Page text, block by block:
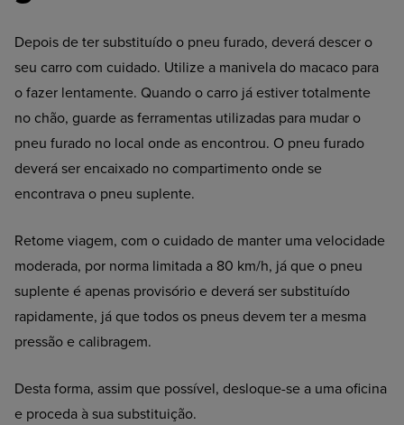
Depois de ter substituído o pneu furado, deverá descer o
seu carro com cuidado. Utilize a manivela do macaco para
o fazer lentamente. Quando o carro já estiver totalmente
no chão, guarde as ferramentas utilizadas para mudar o
pneu furado no local onde as encontrou. O pneu furado
deverá ser encaixado no compartimento onde se
encontrava o pneu suplente.
Retome viagem, com o cuidado de manter uma velocidade
moderada, por norma limitada a 80 km/h, já que o pneu
suplente é apenas provisório e deverá ser substituído
rapidamente, já que todos os pneus devem ter a mesma
pressão e calibragem.
Desta forma, assim que possível, desloque-se a uma oficina
e proceda à sua substituição.